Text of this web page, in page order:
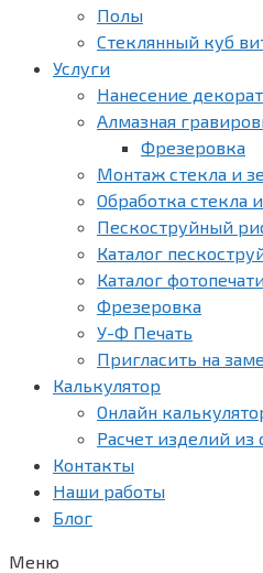
Полы
Стеклянный куб
Услуги
Нанесение
Алмазная
Фрезеровка
Монтаж стекла и
Обработка стекла
Пескоструйный
Каталог
Каталог
Фрезеровка
У-Ф Печать
Пригласить на
Калькулятор
Онлайн
Расчет изделий из
Контакты
Наши работы
Блог
Меню